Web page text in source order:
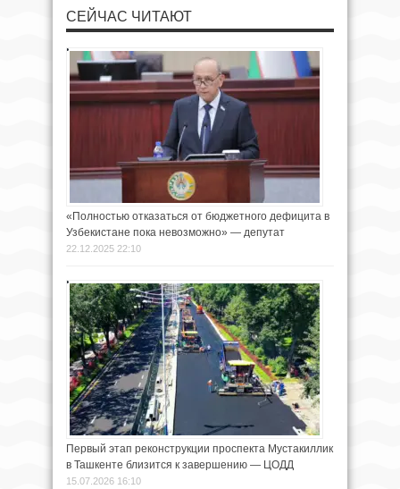
СЕЙЧАС ЧИТАЮТ
«Полностью отказаться от бюджетного дефицита в
Узбекистане пока невозможно» — депутат
22.12.2025 22:10
Первый этап реконструкции проспекта Мустакиллик
в Ташкенте близится к завершению — ЦОДД
15.07.2026 16:10